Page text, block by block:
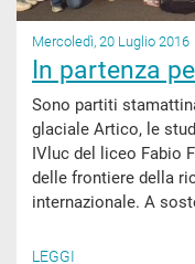
Mercoledì, 20 Luglio 2016
In partenza
Sono partiti
glaciale Artico, le
IVluc del liceo Fabio
delle frontiere della
internazionale. A
LEGGI